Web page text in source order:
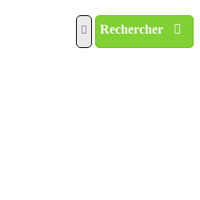
Rechercher